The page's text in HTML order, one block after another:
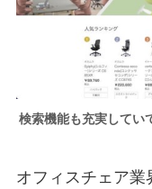
検索機能も充実してい
オフィスチェア業